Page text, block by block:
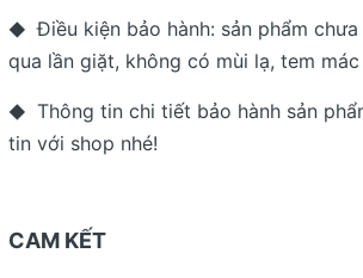
◆ Điều kiện bảo hành: sản phẩm
qua lần giặt, không có mùi lạ, tem
◆ Thông tin chi tiết bảo hành sản
tin với shop nhé!
CAM KẾT